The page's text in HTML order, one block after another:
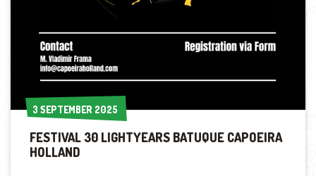
3 SEPTEMBER 2025
3 SEPTEMBER 2025
FESTIVAL 30 LIGHTYEARS BATUQUE CAPOEIRA
HOLLAND